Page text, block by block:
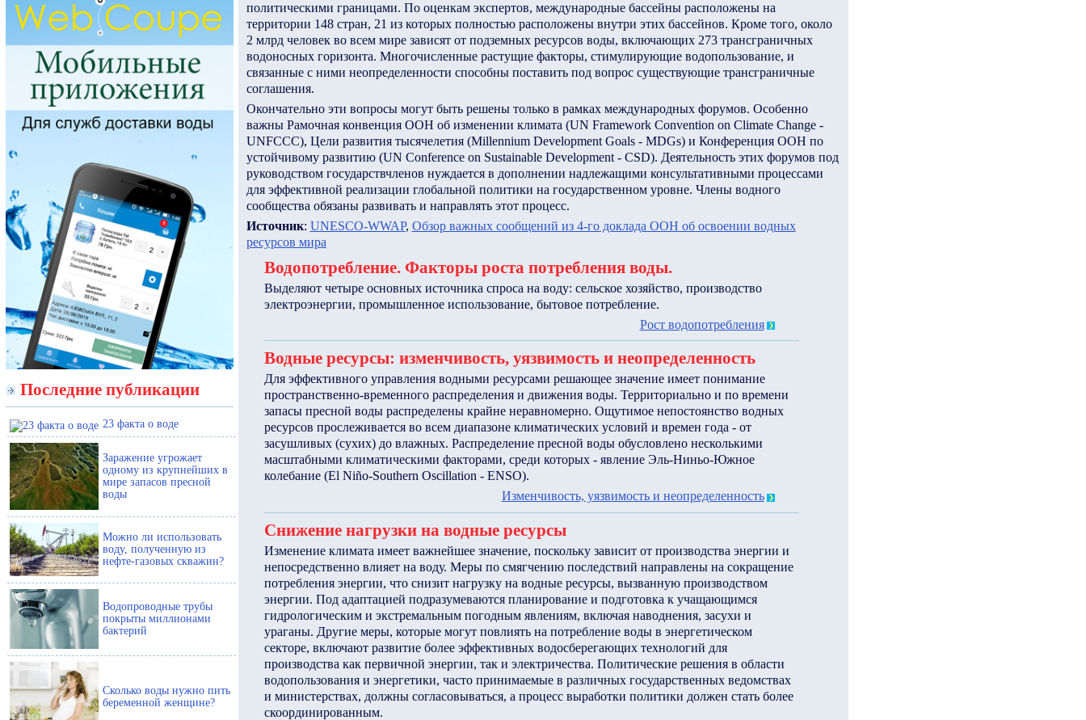
Последние публикации
23 факта о воде
Заражение угрожает
одному из крупнейших в
мире запасов пресной
воды
Можно ли использовать
воду, полученную из
нефте-газовых скважин?
Водопроводные трубы
покрыты миллионами
бактерий
Сколько воды нужно пить
беременной женщине?
политическими границами. По оценкам экспертов, международные бассейны расположены на
территории 148 стран, 21 из которых полностью расположены внутри этих бассейнов. Кроме того, около
2 млрд человек во всем мире зависят от подземных ресурсов воды, включающих 273 трансграничных
водоносных горизонта. Многочисленные растущие факторы, стимулирующие водопользование, и
связанные с ними неопределенности способны поставить под вопрос существующие трансграничные
соглашения.
Окончательно эти вопросы могут быть решены только в рамках международных форумов. Особенно
важны Рамочная конвенция ООН об изменении климата (UN Framework Convention on Climate Change -
UNFCCC), Цели развития тысячелетия (Millennium Development Goals - MDGs) и Конференция ООН по
устойчивому развитию (UN Conference on Sustainable Development - CSD). Деятельность этих форумов под
руководством государствчленов нуждается в дополнении надлежащими консультативными процессами
для эффективной реализации глобальной политики на государственном уровне. Члены водного
сообщества обязаны развивать и направлять этот процесс.
Источник: UNESCO-WWAP, Обзор важных сообщений из 4-го доклада ООН об освоении водных
ресурсов мира
Водопотребление. Факторы роста потребления воды.
Выделяют четыре основных источника спроса на воду: сельское хозяйство, производство
электроэнергии, промышленное использование, бытовое потребление.
Рост водопотребления
Водные ресурсы: изменчивость, уязвимость и неопределенность
Для эффективного управления водными ресурсами решающее значение имеет понимание
пространственно-временного распределения и движения воды. Территориально и по времени
запасы пресной воды распределены крайне неравномерно. Ощутимое непостоянство водных
ресурсов прослеживается во всем диапазоне климатических условий и времен года - от
засушливых (сухих) до влажных. Распределение пресной воды обусловлено несколькими
масштабными климатическими факторами, среди которых - явление Эль-Ниньо-Южное
колебание (El Niño-Southern Oscillation - ENSO).
Изменчивость, уязвимость и неопределенность
Снижение нагрузки на водные ресурсы
Изменение климата имеет важнейшее значение, поскольку зависит от производства энергии и
непосредственно влияет на воду. Меры по смягчению последствий направлены на сокращение
потребления энергии, что снизит нагрузку на водные ресурсы, вызванную производством
энергии. Под адаптацией подразумеваются планирование и подготовка к учащающимся
гидрологическим и экстремальным погодным явлениям, включая наводнения, засухи и
ураганы. Другие меры, которые могут повлиять на потребление воды в энергетическом
секторе, включают развитие более эффективных водосберегающих технологий для
производства как первичной энергии, так и электричества. Политические решения в области
водопользования и энергетики, часто принимаемые в различных государственных ведомствах
и министерствах, должны согласовываться, а процесс выработки политики должен стать более
скоординированным.